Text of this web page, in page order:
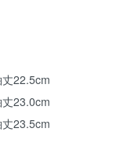
22.5cm
23.0cm
23.5cm